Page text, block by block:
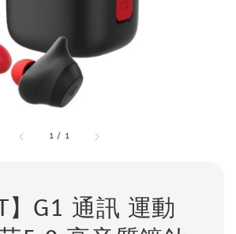
1 / 1
】G1 通訊 運動